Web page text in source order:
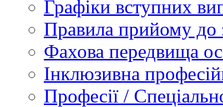
Графіки вступних
Правила прийому до
Фахова передвища
Інклюзивна
Професії /